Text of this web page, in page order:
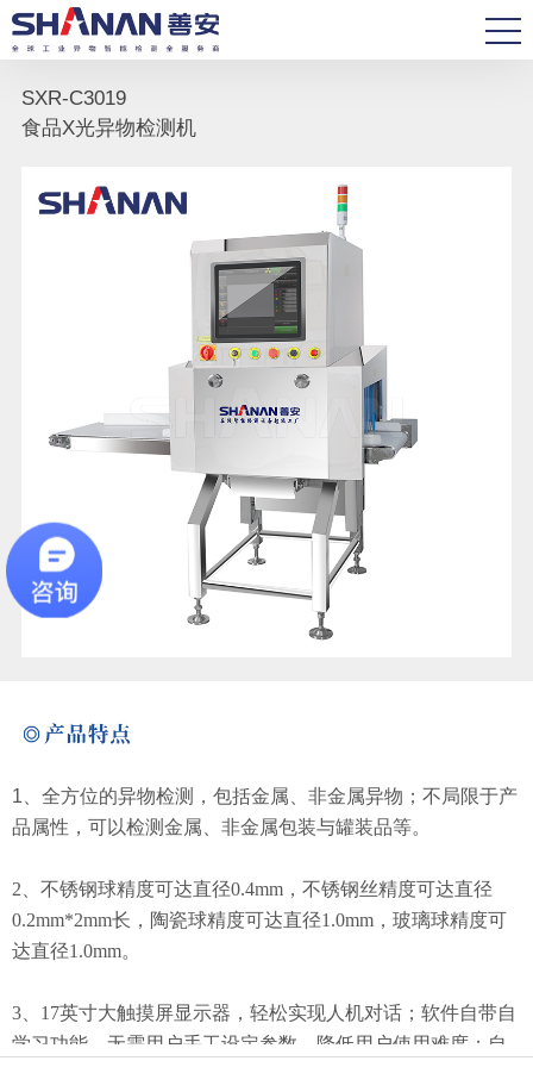
SXR-C3019
食品X光异物检测机
1、 全方位的异物检测，包括金属、非金属异物；不局限于产
品属性，可以检测金属、非金属包装与罐装品等。
2、 不锈钢球精度可达直径0.4mm，不锈钢丝精度可达直径
0.2mm*2mm长，陶瓷球精度可达直径1.0mm，玻璃球精度可
达直径1.0mm。
3、17英寸大触摸屏显示器，轻松实现人机对话；软件自带自
学习功能，无需用户手工设定参数，降低用户使用难度；自